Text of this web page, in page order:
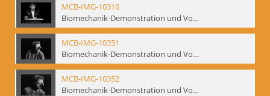
MCB-IMG-10316
Biomechanik-Demonstration und Vortrag, Berliner Ensemble, 04.10.1991
MCB-IMG-10351
Biomechanik-Demonstration und Vortrag, Berliner Ensemble, 04.10.1991
MCB-IMG-10352
Biomechanik-Demonstration und Vortrag, Berliner Ensemble, 04.10.1991